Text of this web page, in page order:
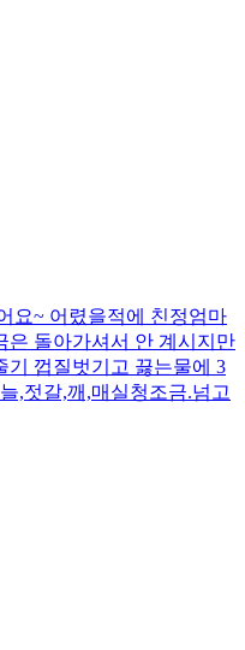
요~ 어렸을적에 친정엄마
은 돌아가셔서 안 계시지만
기 껍질벗기고 끓는물에 3
,젓갈,깨,매실청조금.넘고